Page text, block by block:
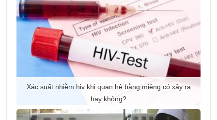
Xác suất nhiễm hiv khi quan hệ bằng miệng có xảy ra
hay không?